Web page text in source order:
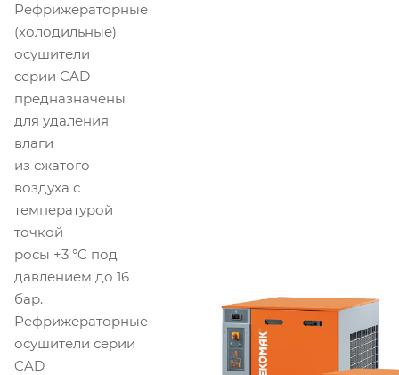
Рефрижераторные
(холодильные)
осушители
серии CAD
предназначены
для удаления
влаги
из сжатого
воздуха с
температурой
точкой
росы +3 °C под
давлением до 16
бар.
Рефрижераторные
осушители серии
CAD